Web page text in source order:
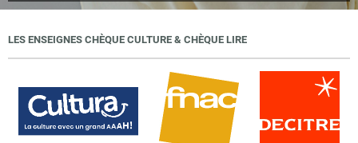
LES ENSEIGNES CHÈQUE CULTURE & CHÈQUE LIRE